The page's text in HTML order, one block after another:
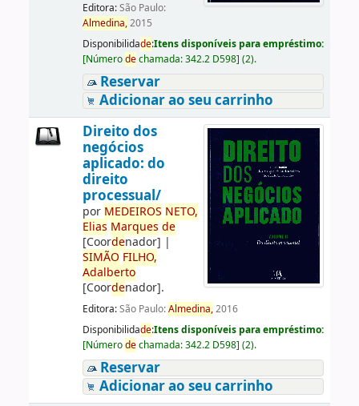
Editora:São Paulo:
Almedina,2015
Disponibilidade:Itens disponíveis para empréstimo:
[Númerodechamada:342.2 D598] (2).
Reservar
Adicionar ao seu carrinho
Direito dos
negócios
aplicado: do
direito
processual/
por MEDEIROS NETO,
Elias Marques de
[Coordenador] |
SIMÃO FILHO,
Adalberto
[Coordenador].
Editora:São Paulo:Almedina,2016
Disponibilidade:Itens disponíveis para empréstimo:
[Númerodechamada:342.2 D598] (2).
Reservar
Adicionar ao seu carrinho